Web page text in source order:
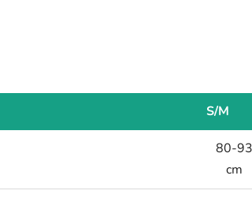
S/M
80-93
cm